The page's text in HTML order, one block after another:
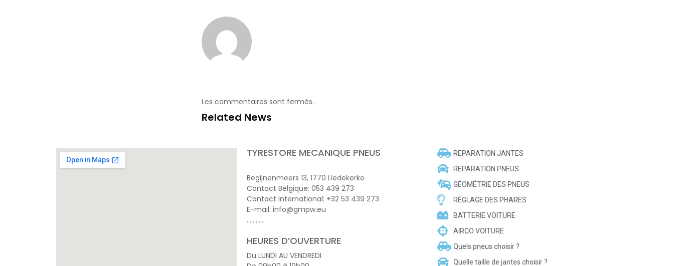
Les commentaires sont fermés.
Related News
TYRESTORE MECANIQUE PNEUS
Begijnenmeers 13, 1770 Liedekerke
Contact Belgique: 053 439 273
Contact International: +32 53 439 273
E-mail: info@gmpw.eu
…………
HEURES D’OUVERTURE
Du LUNDI AU VENDREDI
REPARATION JANTES
REPARATION PNEUS
GÉOMÉTRIE DES PNEUS
RÉGLAGE DES PHARES
BATTERIE VOITURE
AIRCO VOITURE
Quels pneus choisir ?
Quelle taille de jantes choisir ?